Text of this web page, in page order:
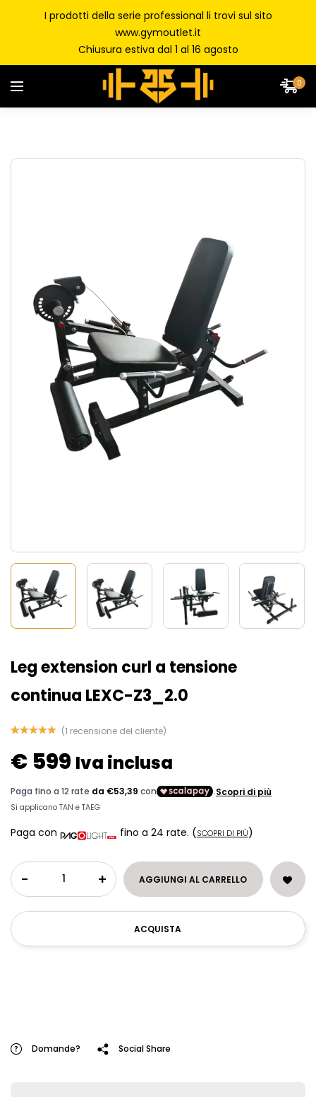
I prodotti della serie professional li trovi sul sito
www.gymoutlet.it
Chiusura estiva dal 1 al 16 agosto
0
Leg extension curl a tensione
continua LEXC-Z3_2.0
5.00
su 5
su base di
recensioni
(1 recensione del cliente)
€ 599 Iva inclusa
Paga con fino a 24 rate. (SCOPRI DI PIÙ)
- + AGGIUNGI AL CARRELLO
ACQUISTA
Domande? Social Share